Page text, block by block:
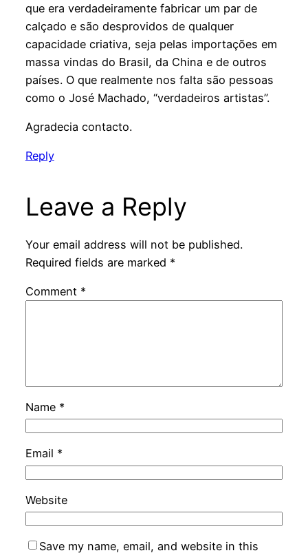
que era verdadeiramente fabricar um par de
calçado e são desprovidos de qualquer
capacidade criativa, seja pelas importações em
massa vindas do Brasil, da China e de outros
países. O que realmente nos falta são pessoas
como o José Machado, “verdadeiros artistas”.
Agradecia contacto.
Reply
Leave a Reply
Your email address will not be published.
Required fields are marked *
Comment *
Name *
Email *
Website
Save my name, email, and website in this